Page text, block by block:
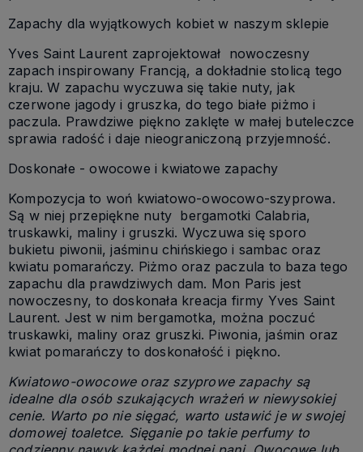
Zapachy dla wyjątkowych kobiet w naszym sklepie
Yves Saint Laurent zaprojektował nowoczesny
zapach inspirowany Francją, a dokładnie stolicą tego
kraju. W zapachu wyczuwa się takie nuty, jak
czerwone jagody i gruszka, do tego białe piżmo i
paczula. Prawdziwe piękno zaklęte w małej buteleczce
sprawia radość i daje nieograniczoną przyjemność.
Doskonałe - owocowe i kwiatowe zapachy
Kompozycja to woń kwiatowo-owocowo-szyprowa.
Są w niej przepiękne nuty bergamotki Calabria,
truskawki, maliny i gruszki. Wyczuwa się sporo
bukietu piwonii, jaśminu chińskiego i sambac oraz
kwiatu pomarańczy. Piżmo oraz paczula to baza tego
zapachu dla prawdziwych dam. Mon Paris jest
nowoczesny, to doskonała kreacja firmy Yves Saint
Laurent. Jest w nim bergamotka, można poczuć
truskawki, maliny oraz gruszki. Piwonia, jaśmin oraz
kwiat pomarańczy to doskonałość i piękno.
Kwiatowo-owocowe oraz szyprowe zapachy są
idealne dla osób szukających wrażeń w niewysokiej
cenie. Warto po nie sięgać, warto ustawić je w swojej
domowej toaletce. Sięganie po takie perfumy to